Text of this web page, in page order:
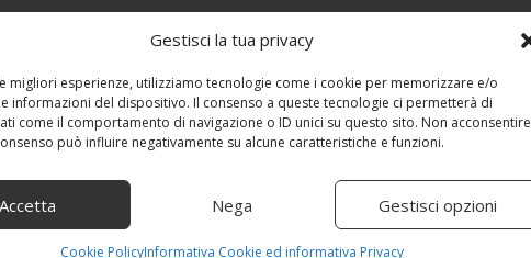
Gestisci la tua privacy
migliori esperienze, utilizziamo tecnologie come i cookie per memorizzare e/o
informazioni del dispositivo. Il consenso a queste tecnologie ci permetterà di
come il comportamento di navigazione o ID unici su questo sito. Non acconsentire
può influire negativamente su alcune caratteristiche e funzioni.
Accetta Nega Gestisci opzioni
Cookie PolicyInformativa Cookie ed informativa Privacy